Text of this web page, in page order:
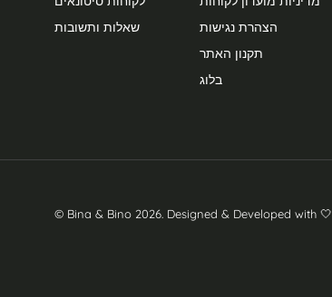
שאלות ותשובות
הצהרת נגישות
תקנון האתר
בלוג
© Bina & Bino 2026. Designed & Developed with 🤍